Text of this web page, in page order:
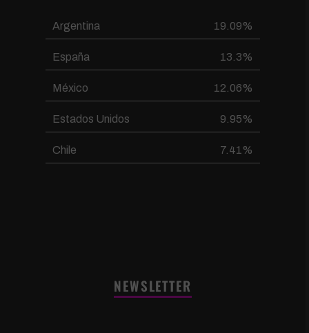
Argentina 19.09%
España 13.3%
México 12.06%
Estados Unidos 9.95%
Chile 7.41%
NEWSLETTER